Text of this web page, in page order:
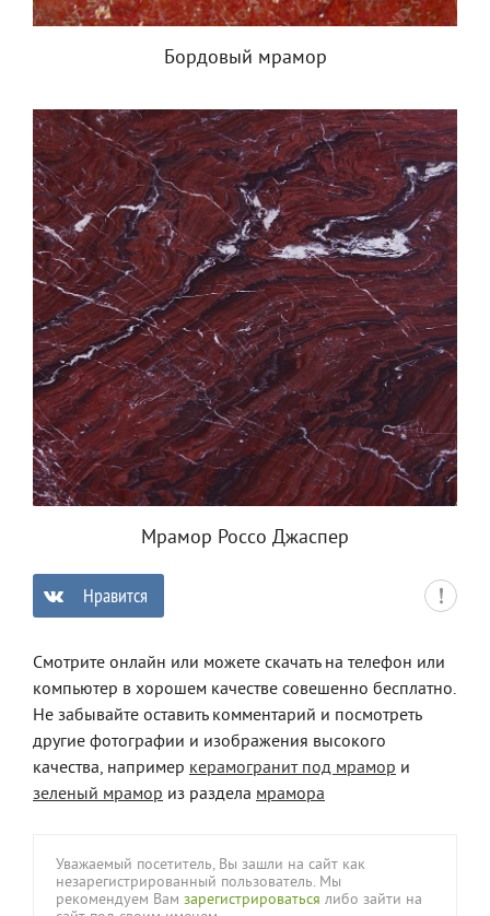
Бордовый мрамор
Мрамор Россо Джаспер
Нравится
Смотрите онлайн или можете скачать на телефон или
компьютер в хорошем качестве совешенно бесплатно.
Не забывайте оставить комментарий и посмотреть
другие фотографии и изображения высокого
качества, например керамогранит под мрамор и
зеленый мрамор из раздела мрамора
Уважаемый посетитель, Вы зашли на сайт как
незарегистрированный пользователь. Мы
рекомендуем Вам зарегистрироваться либо зайти на